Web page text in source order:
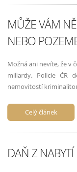
MŮŽE VÁM
NEBO
Možná ani nevíte, že v
miliardy. Policie ČR
nemovitostí
Celý článek
DAŇ Z